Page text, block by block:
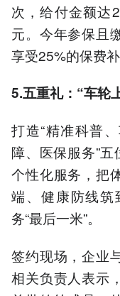
次，给付金额达
元。今年参保且
享受25%的保费补
5.五重礼：“车轮
打造“精准科普
障、医保服务”
个性化服务，把
端、健康防线筑
务“最后一米”。
签约现场，企业
相关负责人表示